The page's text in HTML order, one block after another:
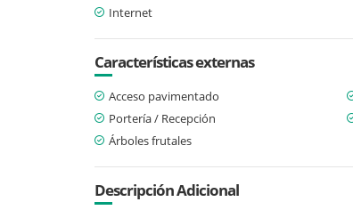
Internet
Características externas
Acceso pavimentado
Portería / Recepción
Árboles frutales
Descripción Adicional